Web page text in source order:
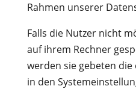
Rahmen unserer
Falls die Nutzer nicht
auf ihrem Rechner
werden sie gebeten
in den